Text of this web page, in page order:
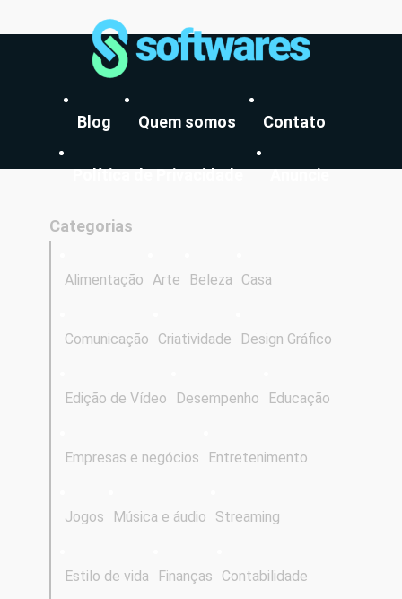
Blog Quem somos Contato
Política de Privacidade Anuncie
Categorias
Alimentação Arte Beleza Casa
Comunicação Criatividade Design Gráfico
Edição de Vídeo Desempenho Educação
Empresas e negócios Entretenimento
Jogos Música e áudio Streaming
Estilo de vida Finanças Contabilidade